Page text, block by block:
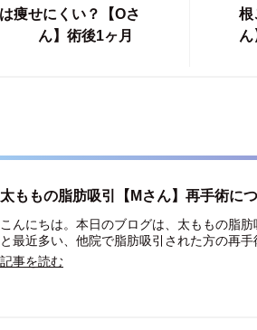
痩せにくい？【Oさ
ん】術後1ヶ月
根
太ももの脂肪吸引【Mさん】再手術に
こんにちは。本日のブログは、太ももの脂
と最近多い、他院で脂肪吸引された方の再手
記事を読む